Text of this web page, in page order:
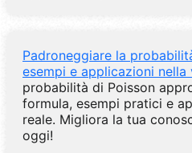
Padroneggiare la
esempi e applicazioni nella
probabilità di Poisson
formula, esempi pratici e
reale. Migliora la tua
oggi!